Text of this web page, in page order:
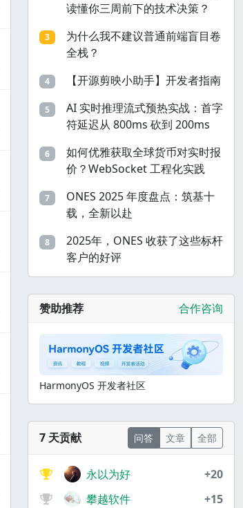
读懂你三周前下的技术决策？
3
为什么我不建议普通前端盲目卷
全栈？
4 【开源剪映小助手】开发者指南
5
AI 实时推理流式预热实战：首字
符延迟从 800ms 砍到 200ms
6
如何优雅获取全球货币对实时报
价？WebSocket 工程化实践
7
ONES 2025 年度盘点：筑基十
载，全新以赴
8
2025年，ONES 收获了这些标杆
客户的好评
赞助推荐 合作咨询
HarmonyOS 开发者社区
7 天贡献 问答 文章 全部
永以为好
+20
攀越软件
+15